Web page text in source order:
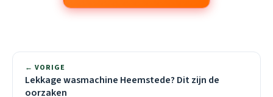
← VORIGE
Lekkage wasmachine Heemstede? Dit zijn de
oorzaken